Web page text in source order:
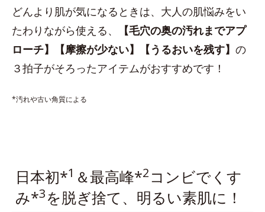
どんより肌が気になるときは、大人の肌悩みをい
たわりながら使える、
【毛穴の奥の汚れまでアプ
ローチ】【摩擦が少ない】【うるおいを残す】 の
３拍子がそろったアイテムがおすすめです！
*汚れや古い角質による
日本初*1 ＆最高峰*2コンビでくす
み*3を脱ぎ捨て、明るい素肌に！